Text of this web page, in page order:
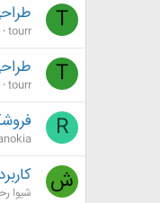
T
tourr
T
tourr
R
ش شیوا